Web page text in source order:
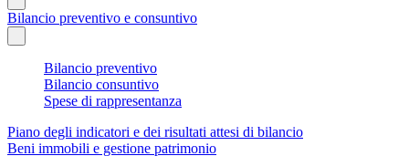
Bilancio preventivo e consuntivo
Bilancio preventivo
Bilancio consuntivo
Spese di rappresentanza
Piano degli indicatori e dei risultati attesi di bilancio
Beni immobili e gestione patrimonio